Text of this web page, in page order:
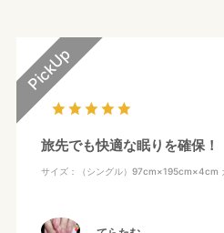
旅先でも快適な眠りを確保！
サイズ：（シングル）97cm×195cm×4cm